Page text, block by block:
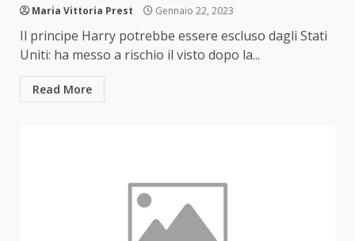
Maria Vittoria Prest Gennaio 22, 2023
Il principe Harry potrebbe essere escluso dagli Stati
Uniti: ha messo a rischio il visto dopo la...
Read More